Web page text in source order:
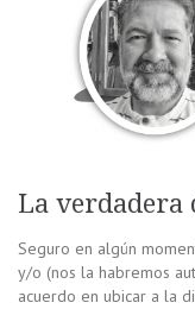
La verdadera
Seguro en algún
y/o (nos la habremos
acuerdo en ubicar a la